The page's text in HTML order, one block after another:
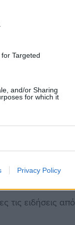
Targeted
and/or Sharing
for which it
Privacy Policy
στις
άλλωστε
της
για
δικαιούνται και
τις ειδήσεις από